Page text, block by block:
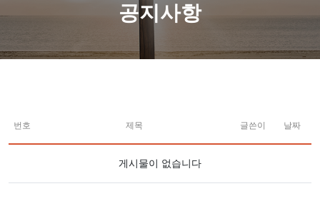
공지사항
번호 제목 글쓴이 날짜
게시물이 없습니다